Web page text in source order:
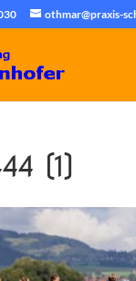
othmar@praxis-
(1)